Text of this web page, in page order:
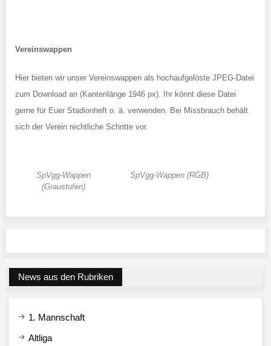
Vereinswappen
Hier bieten wir unser Vereinswappen als hochaufgelöste JPEG-Datei
zum Download an (Kantenlänge 1946 px). Ihr könnt diese Datei
gerne für Euer Stadionheft o. ä. verwenden. Bei Missbrauch behält
sich der Verein rechtliche Schritte vor.
SpVgg-Wappen
(Graustufen)
SpVgg-Wappen (RGB)
News aus den Rubriken
1. Mannschaft
Altliga